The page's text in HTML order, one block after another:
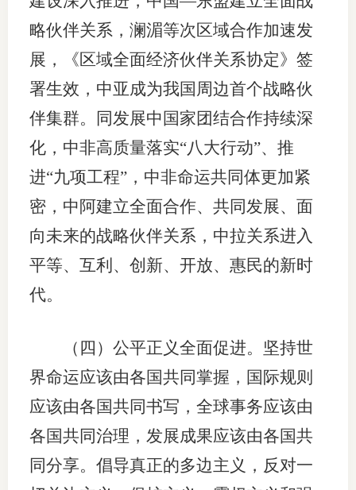
略伙伴关系，澜湄等次区域合作加速发
展，《区域全面经济伙伴关系协定》签
署生效，中亚成为我国周边首个战略伙
伴集群。同发展中国家团结合作持续深
化，中非高质量落实“八大行动”、推
进“九项工程”，中非命运共同体更加紧
密，中阿建立全面合作、共同发展、面
向未来的战略伙伴关系，中拉关系进入
平等、互利、创新、开放、惠民的新时
代。
（四）公平正义全面促进。坚持世
界命运应该由各国共同掌握，国际规则
应该由各国共同书写，全球事务应该由
各国共同治理，发展成果应该由各国共
同分享。倡导真正的多边主义，反对一